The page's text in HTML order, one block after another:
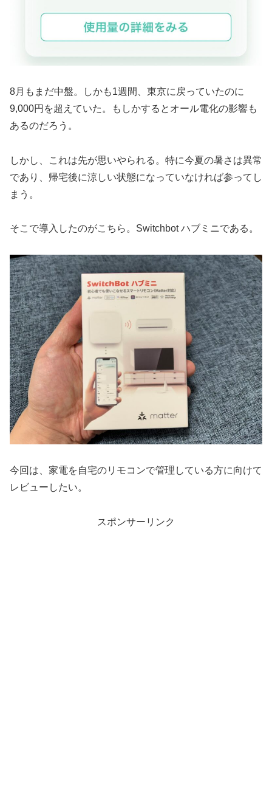
8月もまだ中盤。しかも1週間、東京に戻っていたのに
9,000円を超えていた。もしかするとオール電化の影響も
あるのだろう。
しかし、これは先が思いやられる。特に今夏の暑さは異常
であり、帰宅後に涼しい状態になっていなければ参ってし
まう。
そこで導入したのがこちら。Switchbot ハブミニである。
今回は、家電を自宅のリモコンで管理している方に向けて
レビューしたい。
スポンサーリンク